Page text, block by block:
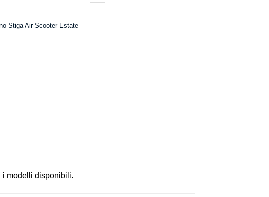
Stiga Air Scooter Estate
i modelli disponibili.